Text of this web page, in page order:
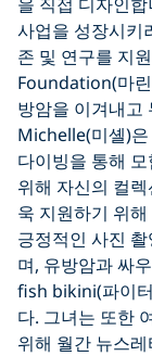
사업을 성장시키
존 및 연구를 지
Foundation(마
방암을 이겨내고
Michelle(미셸)
다이빙을 통해
위해 자신의 컬
욱 지원하기 위
긍정적인 사진
며, 유방암과 싸
fish bikini(파이
다. 그녀는 또한
위해 월간 뉴스